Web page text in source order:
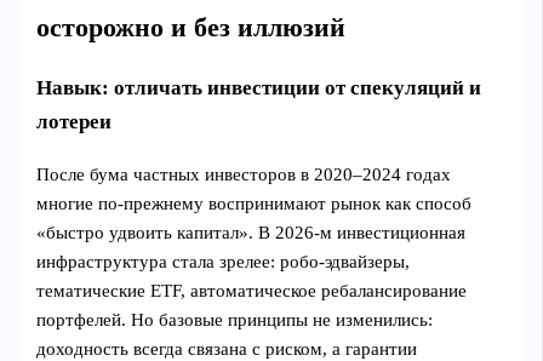
осторожно и без иллюзий
Навык: отличать инвестиции от спекуляций и
лотереи
После бума частных инвесторов в 2020–2024 годах
многие по‑прежнему воспринимают рынок как способ
«быстро удвоить капитал». В 2026‑м инвестиционная
инфраструктура стала зрелее: робо‑эдвайзеры,
тематические ETF, автоматическое ребалансирование
портфелей. Но базовые принципы не изменились:
доходность всегда связана с риском, а гарантии